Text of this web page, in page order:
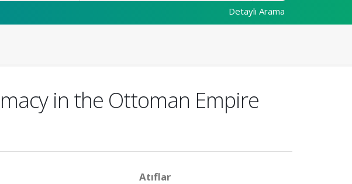
Detaylı Arama
in the Ottoman Empire
Atıflar